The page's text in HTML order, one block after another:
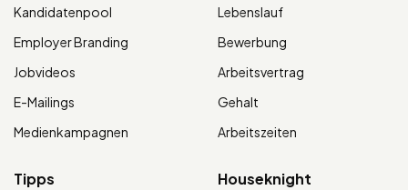
Kandidatenpool
Employer Branding
Jobvideos
E-Mailings
Medienkampagnen
Lebenslauf
Bewerbung
Arbeitsvertrag
Gehalt
Arbeitszeiten
Tipps Houseknight